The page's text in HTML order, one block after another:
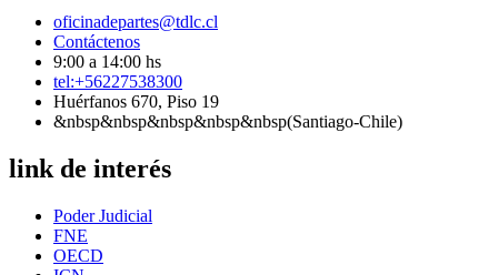
oficinadepartes@tdlc.cl
Contáctenos
9:00 a 14:00 hs
tel:+56227538300
Huérfanos 670, Piso 19
&nbsp&nbsp&nbsp&nbsp&nbsp(Santiago-Chile)
link de interés
Poder Judicial
FNE
OECD